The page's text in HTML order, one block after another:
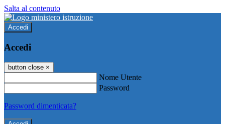
Salta al contenuto
Accedi
Accedi
button close ×
Nome Utente
Password
Password dimenticata?